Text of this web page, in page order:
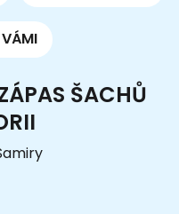
ŠACHŮ